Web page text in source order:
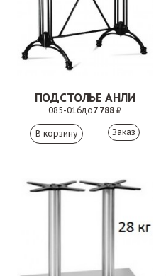
ПОДСТОЛЬЕ АНЛИ
085-016до7 788 ₽
Заказ